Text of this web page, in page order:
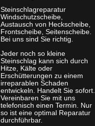
Steinschlagreparatur
Windschutzscheibe,
Austausch von Heckscheibe,
Frontscheibe, Seitenscheibe.
Bei uns sind Sie richtig.
Jeder noch so kleine
Steinschlag kann sich durch
Hitze, Kälte oder
Erschütterungen zu einem
irreparablen Schaden
entwickeln. Handelt Sie sofort.
Vereinbaren Sie mit uns
telefonisch einen Termin. Nur
so ist eine optimal Reparatur
durchführbar.